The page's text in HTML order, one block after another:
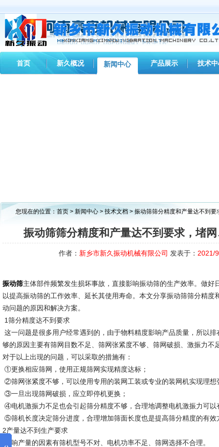
首页 新久概况 新闻中心 产品展示 技术
您现在的位置： 首页 > 新闻中心 > 技术文档 > 振动筛筛分精度和产量达不到
振动筛筛分精度和产量达不到要求，堵
作者： 新乡市新久振动机械有限公司 发表于： 2021/
振动筛主体部件频繁发生损坏事故，直接影响振动筛的生产效率。做好
以提高振动筛的工作效率、延长其使用寿命。本文分享振动筛筛分精度
动问题的原因和解决方案。
1筛分精度达不到要求
这一问题是很多用户经常遇到的，由于物料精度影响产品质量，所以
够的原因主要有筛网目数不足、筛网张紧度不够、筛网破损、激振力不
对于以上出现的问题，可以采取的措施有：
①更换相应筛网，使用正规筛网实现精度达标；
②筛网张紧度不够，可以使用专用的装网工装或专业的装网机实现理想
③一旦出现筛网破损，应立即停机更换；
④电机激振力不足也会引起筛分精度不够，合理地调整电机激振力可以
⑤筛机长度决定筛分进度，合理增加筛面长度也是提高筛分精度的有效
2产量达不到生产要求
影响产量的因素有筛机型号不对、电机功率不足、筛网选择不合理。